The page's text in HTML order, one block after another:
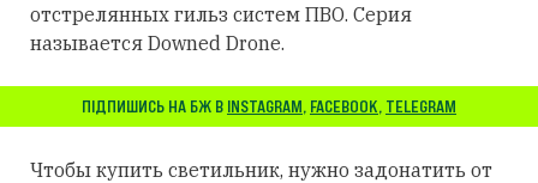
отстрелянных гильз систем ПВО. Серия
называется Downed Drone.
ПІДПИШИСЬ НА БЖ В INSTAGRAM, FACEBOOK, TELEGRAM
Чтобы купить светильник, нужно задонатить от